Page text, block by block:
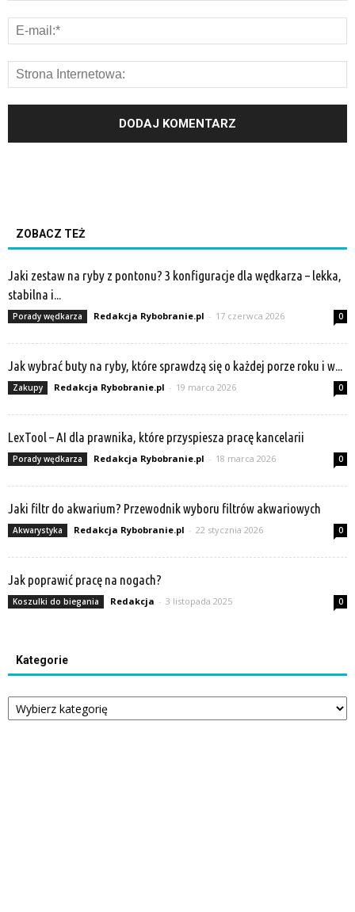
ZOBACZ TEŻ
Jaki zestaw na ryby z pontonu? 3 konfiguracje dla wędkarza – lekka,
stabilna i...
Porady wędkarza Redakcja Rybobranie.pl - 17 czerwca 2026 0
Jak wybrać buty na ryby, które sprawdzą się o każdej porze roku i w...
Zakupy Redakcja Rybobranie.pl - 19 marca 2026 0
LexTool – AI dla prawnika, które przyspiesza pracę kancelarii
Porady wędkarza Redakcja Rybobranie.pl - 18 marca 2026 0
Jaki filtr do akwarium? Przewodnik wyboru filtrów akwariowych
Akwarystyka Redakcja Rybobranie.pl - 22 stycznia 2026 0
Jak poprawić pracę na nogach?
Koszulki do biegania Redakcja - 3 listopada 2025 0
Kategorie
Kategorie